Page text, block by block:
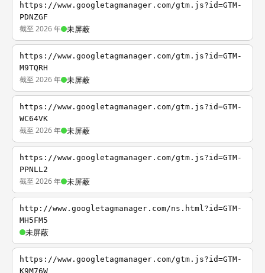
https://www.googletagmanager.com/gtm.js?id=GTM-
PDNZGF
截至 2026 年 未屏蔽
https://www.googletagmanager.com/gtm.js?id=GTM-
M9TQRH
截至 2026 年 未屏蔽
https://www.googletagmanager.com/gtm.js?id=GTM-
WC64VK
截至 2026 年 未屏蔽
https://www.googletagmanager.com/gtm.js?id=GTM-
PPNLL2
截至 2026 年 未屏蔽
http://www.googletagmanager.com/ns.html?id=GTM-
MH5FM5
未屏蔽
https://www.googletagmanager.com/gtm.js?id=GTM-
K9M76W